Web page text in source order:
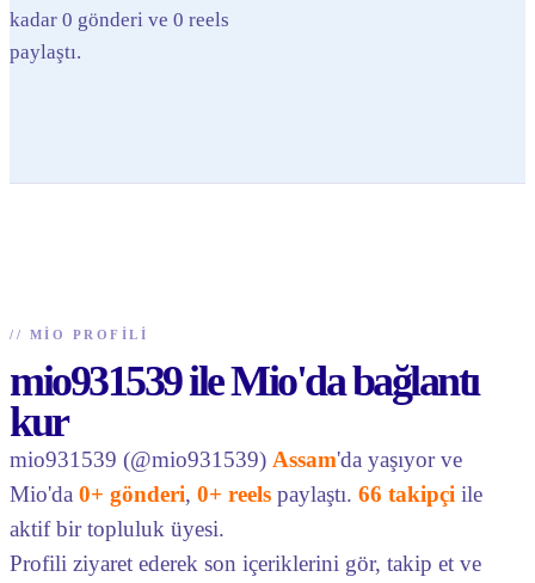
kadar 0 gönderi ve 0 reels
paylaştı.
// MIO PROFILI
mio931539 ile Mio'da bağlantı
kur
mio931539 (@mio931539) Assam'da yaşıyor ve
Mio'da 0+ gönderi, 0+ reels paylaştı. 66 takipçi ile
aktif bir topluluk üyesi.
Profili ziyaret ederek son içeriklerini gör, takip et ve